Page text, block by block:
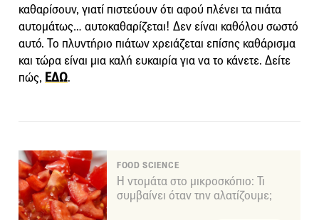
καθαρίσουν, γιατί πιστεύουν ότι αφού πλένει τα πιάτα
αυτομάτως… αυτοκαθαρίζεται! Δεν είναι καθόλου σωστό
αυτό. Το πλυντήριο πιάτων χρειάζεται επίσης καθάρισμα
και τώρα είναι μια καλή ευκαιρία για να το κάνετε. Δείτε
πώς, ΕΔΩ.
FOOD SCIENCE
Η ντομάτα στο μικροσκόπιο: Τι
συμβαίνει όταν την αλατίζουμε;